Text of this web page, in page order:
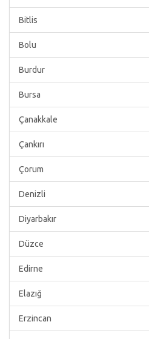
Bitlis
Bolu
Burdur
Bursa
Çanakkale
Çankırı
Çorum
Denizli
Diyarbakır
Düzce
Edirne
Elazığ
Erzincan